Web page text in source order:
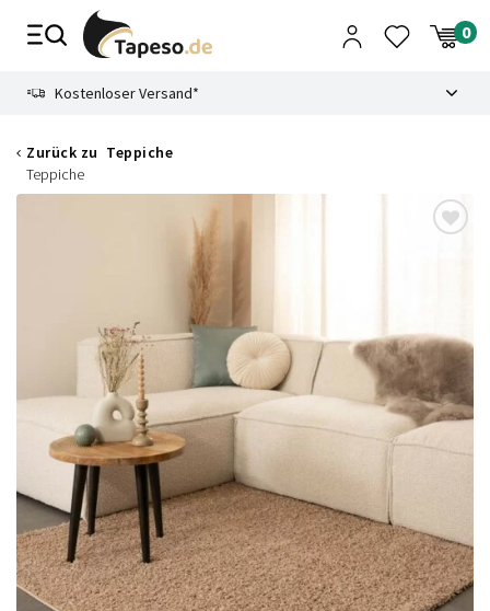
Zusammenbruch
Kostenloser Versand*
Zurück zu Teppiche
Teppiche